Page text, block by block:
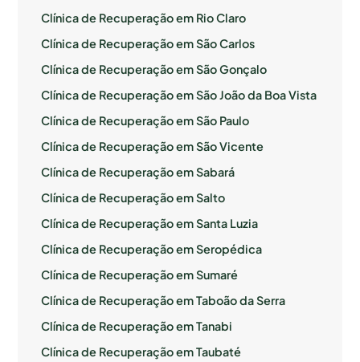
Clínica de Recuperação em Rio Claro
Clínica de Recuperação em São Carlos
Clínica de Recuperação em São Gonçalo
Clínica de Recuperação em São João da Boa Vista
Clínica de Recuperação em São Paulo
Clínica de Recuperação em São Vicente
Clínica de Recuperação em Sabará
Clínica de Recuperação em Salto
Clínica de Recuperação em Santa Luzia
Clínica de Recuperação em Seropédica
Clínica de Recuperação em Sumaré
Clínica de Recuperação em Taboão da Serra
Clínica de Recuperação em Tanabi
Clínica de Recuperação em Taubaté